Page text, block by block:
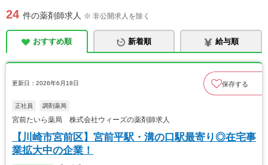
24 件の薬剤師求人 ※ 非公開求人を除く
おすすめ順 新着順 給与順
更新日：2026年6月18日 保存する
正社員 調剤薬局
宮前たいら薬局 株式会社ウィーズの薬剤師求人
【川崎市宮前区】宮前平駅・溝の口駅最寄り◎在宅事
業拡大中の企業！